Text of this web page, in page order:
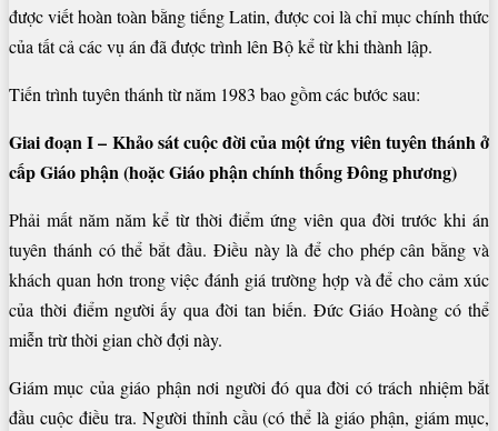
được viết hoàn toàn bằng tiếng Latin, được coi là chỉ mục chính thức
của tất cả các vụ án đã được trình lên Bộ kể từ khi thành lập.
Tiến trình tuyên thánh từ năm 1983 bao gồm các bước sau:
Giai đoạn I – Khảo sát cuộc đời của một ứng viên tuyên thánh ở
cấp Giáo phận (hoặc Giáo phận chính thống Đông phương)
Phải mất năm năm kể từ thời điểm ứng viên qua đời trước khi án
tuyên thánh có thể bắt đầu. Điều này là để cho phép cân bằng và
khách quan hơn trong việc đánh giá trường hợp và để cho cảm xúc
của thời điểm người ấy qua đời tan biến. Đức Giáo Hoàng có thể
miễn trừ thời gian chờ đợi này.
Giám mục của giáo phận nơi người đó qua đời có trách nhiệm bắt
đầu cuộc điều tra. Người thỉnh cầu (có thể là giáo phận, giám mục,